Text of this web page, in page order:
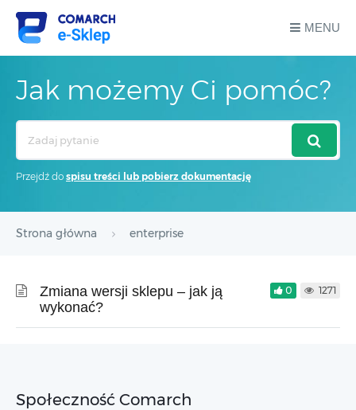
MENU
Jak możemy Ci pomóc?
Przejdź do spisu treści lub pobierz dokumentację
Strona główna enterprise
Zmiana wersji sklepu – jak ją
wykonać?
0 1271
Społeczność Comarch